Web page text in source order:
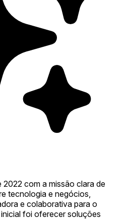
com a missão clara de
tecnologia e negócios,
e colaborativa para o
foi oferecer soluções